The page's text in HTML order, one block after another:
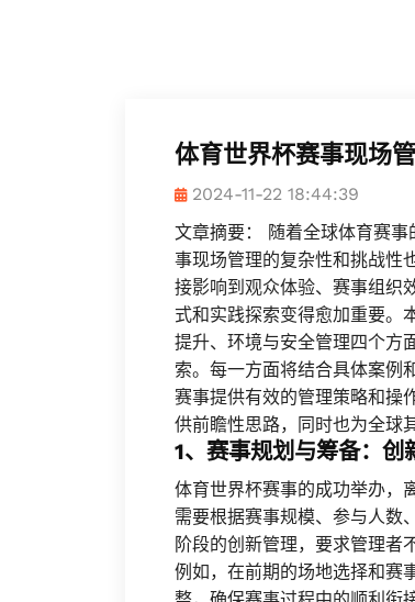
体育世界杯赛事现场
2024-11-22 18:44:39
文章摘要： 随着全球体育赛
事现场管理的复杂性和挑战性
接影响到观众体验、赛事组织
式和实践探索变得愈加重要。
提升、环境与安全管理四个方
索。每一方面将结合具体案例
赛事提供有效的管理策略和操
供前瞻性思路，同时也为全球
1、赛事规划与筹备：创
体育世界杯赛事的成功举办，
需要根据赛事规模、参与人数
阶段的创新管理，要求管理者
例如，在前期的场地选择和赛